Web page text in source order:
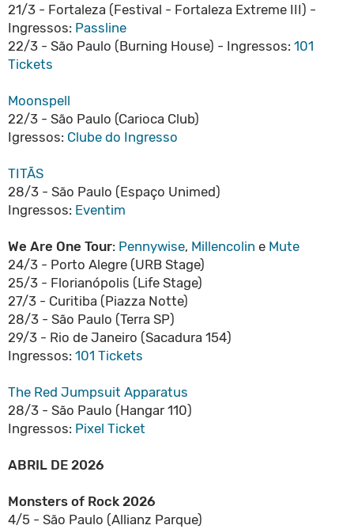
21/3 - Fortaleza (Festival - Fortaleza Extreme III) -
Ingressos: Passline
22/3 - São Paulo (Burning House) - Ingressos: 101
Tickets
Moonspell
22/3 - São Paulo (Carioca Club)
Igressos: Clube do Ingresso
TITÃS
28/3 - São Paulo (Espaço Unimed)
Ingressos: Eventim
We Are One Tour: Pennywise, Millencolin e Mute
24/3 - Porto Alegre (URB Stage)
25/3 - Florianópolis (Life Stage)
27/3 - Curitiba (Piazza Notte)
28/3 - São Paulo (Terra SP)
29/3 - Rio de Janeiro (Sacadura 154)
Ingressos: 101 Tickets
The Red Jumpsuit Apparatus
28/3 - São Paulo (Hangar 110)
Ingressos: Pixel Ticket
ABRIL DE 2026
Monsters of Rock 2026
4/5 - São Paulo (Allianz Parque)